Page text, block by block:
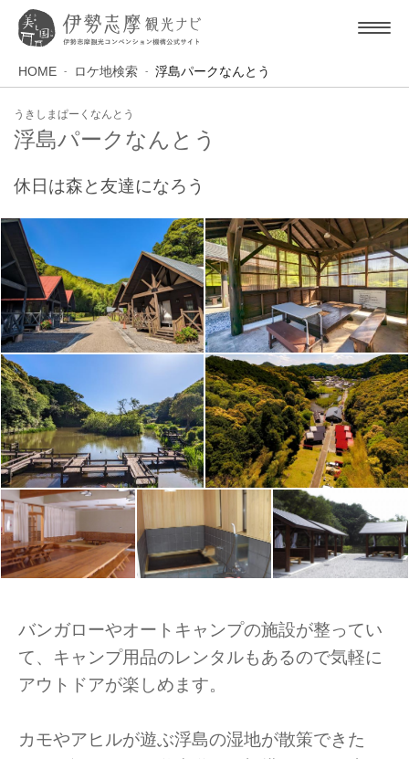
HOME ロケ地検索 浮島パークなんとう
うきしまぱーくなんとう
浮島パークなんとう
休日は森と友達になろう
バンガローやオートキャンプの施設が整ってい
て、キャンプ用品のレンタルもあるので気軽に
アウトドアが楽しめます。
カモやアヒルが遊ぶ浮島の湿地が散策できた